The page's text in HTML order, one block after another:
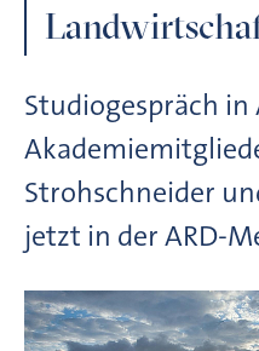
Studiogespräch in
Strohschneider
jetzt in der ARD-